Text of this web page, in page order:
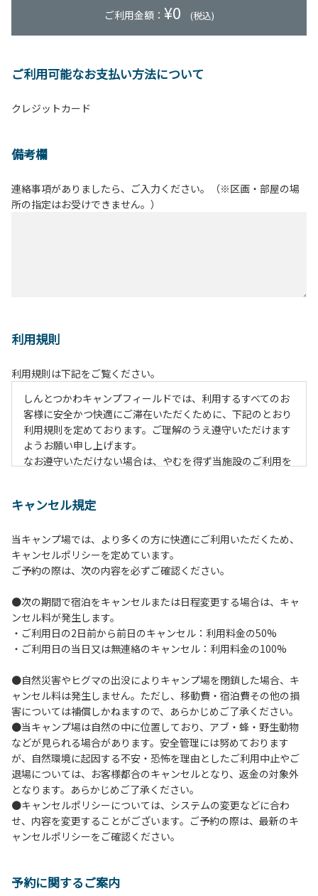
ご利用金額： ¥0 (税込)
ご利用可能なお支払い方法について
クレジットカード
備考欄
連絡事項がありましたら、ご入力ください。（※区画・部屋の場
所の指定はお受けできません。）
利用規則
利用規則は下記をご覧ください。
しんとつかわキャンプフィールドでは、利用するすべてのお
客様に安全かつ快適にご滞在いただくために、下記のとおり
利用規則を定めております。ご理解のうえ遵守いただけます
ようお願い申し上げます。
なお遵守いただけない場合は、やむを得ず当施設のご利用を
【ご利用上の注意事項ならびに禁止事項】
２.安全管理上、お子様の単独での行動はご遠慮ください。
３.調度品などの持ち出しはしないでください。
４.午後10時以降の花火の使用は禁止です。
使用、夜間の大声での談笑等）や他人に嫌悪感を与えるよう
な行為はお止めください。
６.芝生や地面での直火による焚き火、BBQ、キャンプファ
イヤーは禁止します。
台の利用後は炭の鎮火の確認をお願いいたします。
８.バンガローの芝生にはテントは張らないでください。（タ
ープは１つまで可）
９.各自で出されましたゴミは全てお持ち帰りください。（使
用済みの炭は専用の捨て場に捨てられます。）
10.施設内および駐車場などで起きた金品等の盗難、ご利用
者間でのトラブルで生じた損害に対しては、一切の責任を負
いかねます。
11.施設の利用については管理人の指示に従ってください。従
わない場合は退場していただき、今後の利用をお断りする場
合があります。
キャンセル規定
当キャンプ場では、より多くの方に快適にご利用いただくため、
キャンセルポリシーを定めています。
ご予約の際は、次の内容を必ずご確認ください。
●次の期間で宿泊をキャンセルまたは日程変更する場合は、キャ
ンセル料が発生します。
・ご利用日の2日前から前日のキャンセル：利用料金の50%
・ご利用日の当日又は無連絡のキャンセル：利用料金の100%
●自然災害やヒグマの出没によりキャンプ場を閉鎖した場合、キ
ャンセル料は発生しません。ただし、移動費・宿泊費その他の損
害については補償しかねますので、あらかじめご了承ください。
●当キャンプ場は自然の中に位置しており、アブ・蜂・野生動物
などが見られる場合があります。安全管理には努めております
が、自然環境に起因する不安・恐怖を理由としたご利用中止やご
退場については、お客様都合のキャンセルとなり、返金の対象外
となります。あらかじめご了承ください。
●キャンセルポリシーについては、システムの変更などに合わ
せ、内容を変更することがございます。ご予約の際は、最新のキ
ャンセルポリシーをご確認ください。
予約に関するご案内